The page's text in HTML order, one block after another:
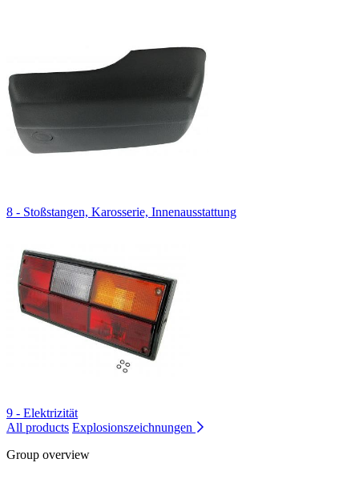
8 - Stoßstangen, Karosserie, Innenausstattung
9 - Elektrizität
All products Explosionszeichnungen
Group overview